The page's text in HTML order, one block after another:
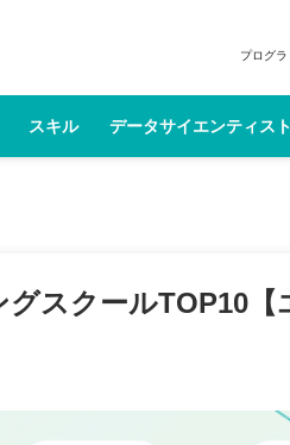
プログ
スキル データサイエンティスト
スクールTOP10【